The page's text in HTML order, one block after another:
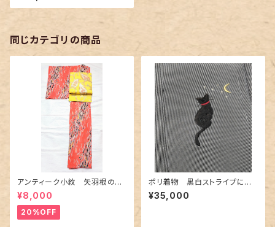
同じカテゴリの商品
アンティーク小紋 矢羽根の地
紋に短冊柄 裄６６cm
¥8,000
20%OFF
ポリ着物 黒白ストライプに猫
の刺繍
¥35,000